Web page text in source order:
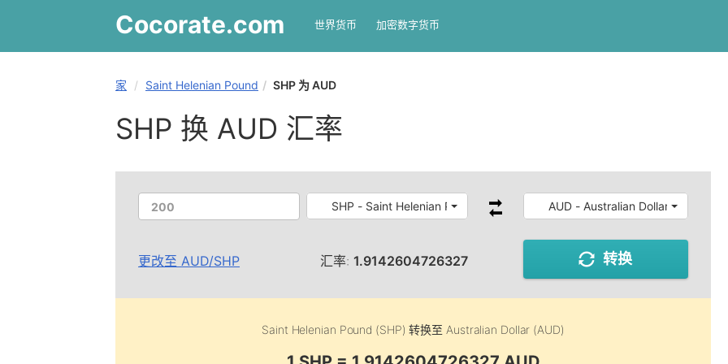
Cocorate.com 世界货币 加密数字货币
家 Saint Helenian Pound SHP 为 AUD
SHP 换 AUD 汇率
SHP - Saint Helenian Pound AUD - Australian Dollar
更改至 AUD/SHP 汇率:1.9142604726327 转换
Saint Helenian Pound (SHP) 转换至 Australian Dollar (AUD)